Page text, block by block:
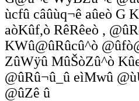
ùcfû câûùq¬ê aûeò G
aòKûf,ò RêRêeò ,
KWû@ûRûcû^ò
ZûWÿû MûŠòZû^ò
@ûRû¬û_û eìMwû
@ûZê û